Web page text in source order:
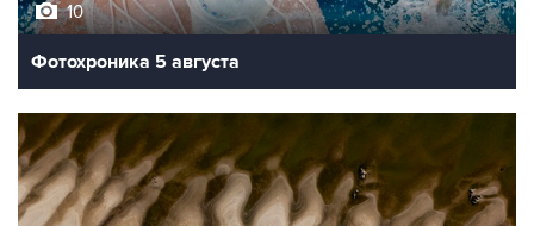
10
Фотохроника 5 августа